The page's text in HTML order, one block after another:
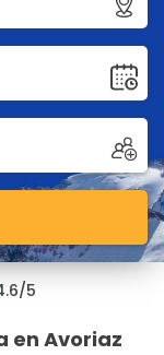
5
en Avoriaz